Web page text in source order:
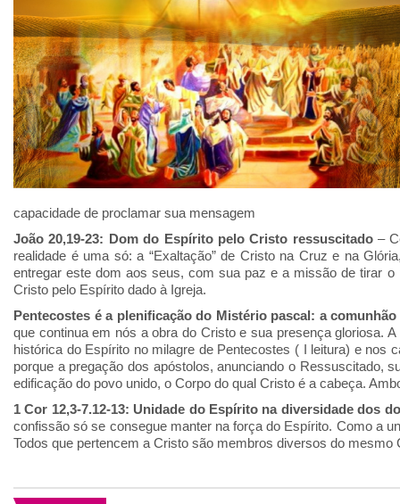
capacidade de proclamar sua mensagem
João 20,19-23: Dom do Espírito pelo Cristo ressuscitado–
realidade é uma só: a “Exaltação” de Cristo na Cruz e na
entregar este dom aos seus, com sua paz e a missão de tirar
Cristo pelo Espírito dado à Igreja.
Pentecostes é a plenificação do Mistério pascal: a
que continua em nós a obra do Cristo e sua presença gloriosa.
histórica do Espírito no milagre de Pentecostes ( I leitura) e nos
porque a pregação dos apóstolos, anunciando o Ressuscitado,
edificação do povo unido, o Corpo do qual Cristo é a cabeça.
1 Cor 12,3-7.12-13: Unidade do Espírito na diversidade dos
confissão só se consegue manter na força do Espírito. Como a
Todos que pertencem a Cristo são membros diversos do mesmo